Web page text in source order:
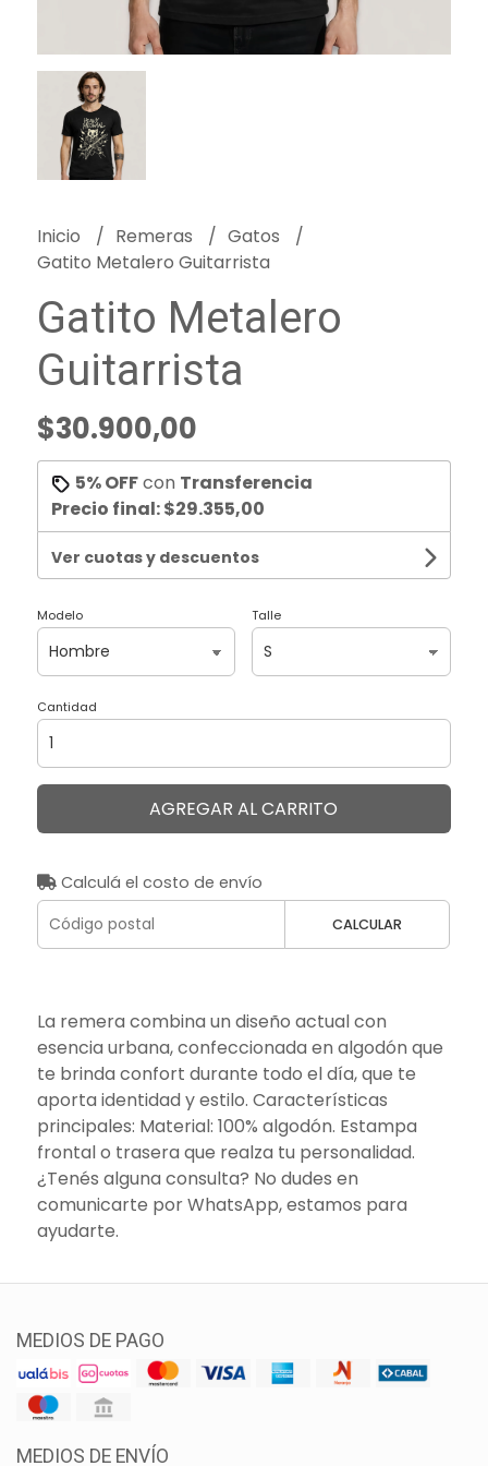
Inicio Remeras
Gatos
Gatito Metalero Guitarrista
Gatito Metalero
Guitarrista
$30.900,00
5% OFFcon Transferencia
Precio final:$29.355,00
Ver cuotas y descuentos
Modelo Talle
Cantidad
AGREGAR AL CARRITO
Calculá el costo de envío
CALCULAR
La remera combina un diseño actual con
esencia urbana, confeccionada en algodón que
te brinda confort durante todo el día, que te
aporta identidad y estilo. Características
principales: Material: 100% algodón. Estampa
frontal o trasera que realza tu personalidad.
¿Tenés alguna consulta? No dudes en
comunicarte por WhatsApp, estamos para
ayudarte.
MEDIOS DE PAGO
MEDIOS DE ENVÍO